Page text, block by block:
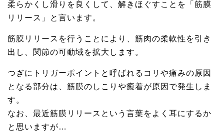
柔らかくし滑りを良くして、解きほぐすことを「筋膜
リリース」と言います。
筋膜リリースを行うことにより、筋肉の柔軟性を引き
出し、関節の可動域を拡大します。
つぎにトリガーポイントと呼ばれるコリや痛みの原因
となる部分は、筋膜のしこりや癒着が原因で発生しま
す。
なお、最近筋膜リリースという言葉をよく耳にするか
と思いますが…